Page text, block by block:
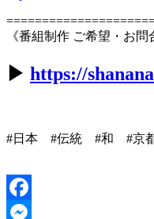
《番組制作 ご希望・お問
▶︎ https://
#日本 #伝統 #和 #京